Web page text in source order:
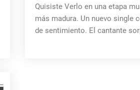
Quisiste Verlo en una etapa
más madura. Un nuevo single
de sentimiento. El cantante